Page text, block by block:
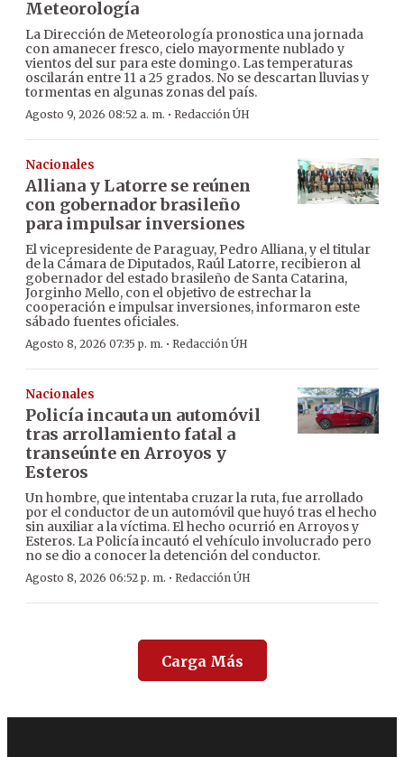
Meteorología
La Dirección de Meteorología pronostica una jornada
con amanecer fresco, cielo mayormente nublado y
vientos del sur para este domingo. Las temperaturas
oscilarán entre 11 a 25 grados. No se descartan lluvias y
tormentas en algunas zonas del país.
Agosto 9, 2026 08:52 a. m. · Redacción ÚH
Nacionales
Alliana y Latorre se reúnen
con gobernador brasileño
para impulsar inversiones
El vicepresidente de Paraguay, Pedro Alliana, y el titular
de la Cámara de Diputados, Raúl Latorre, recibieron al
gobernador del estado brasileño de Santa Catarina,
Jorginho Mello, con el objetivo de estrechar la
cooperación e impulsar inversiones, informaron este
sábado fuentes oficiales.
Agosto 8, 2026 07:35 p. m. · Redacción ÚH
Nacionales
Policía incauta un automóvil
tras arrollamiento fatal a
transeúnte en Arroyos y
Esteros
Un hombre, que intentaba cruzar la ruta, fue arrollado
por el conductor de un automóvil que huyó tras el hecho
sin auxiliar a la víctima. El hecho ocurrió en Arroyos y
Esteros. La Policía incautó el vehículo involucrado pero
no se dio a conocer la detención del conductor.
Agosto 8, 2026 06:52 p. m. · Redacción ÚH
Carga Más